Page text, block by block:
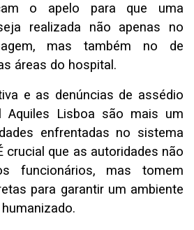
o apelo para que uma
realizada não apenas no
mas também no de
áreas do hospital.
e as denúncias de assédio
Aquiles Lisboa são mais um
enfrentadas no sistema
crucial que as autoridades não
funcionários, mas tomem
para garantir um ambiente